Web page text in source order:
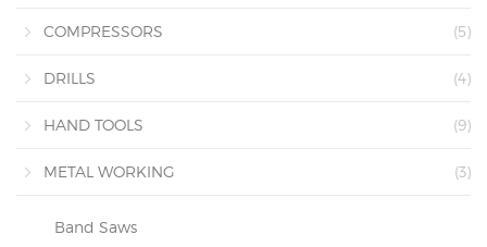
COMPRESSORS (5)
DRILLS (4)
HAND TOOLS (9)
METAL WORKING (3)
Band Saws